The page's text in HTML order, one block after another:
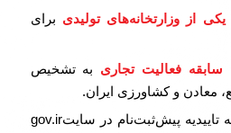
از وزارتخانه‌های تولیدی برای
فعالیت تجاری به تشخیص
معادن و کشاورزی ایران.
یا ارائه تاییدیه پیش‌ثبت‌نام در سایتgov.ir